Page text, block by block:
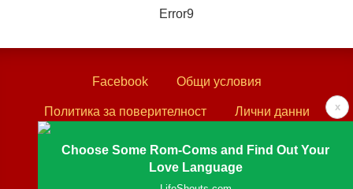
Error9
x
Choose Some Rom-Coms and Find Out Your
Love Language
Facebook Общи условия
Политика за поверителност Лични данни
Контакти
Textove.com © 2003 - 2026